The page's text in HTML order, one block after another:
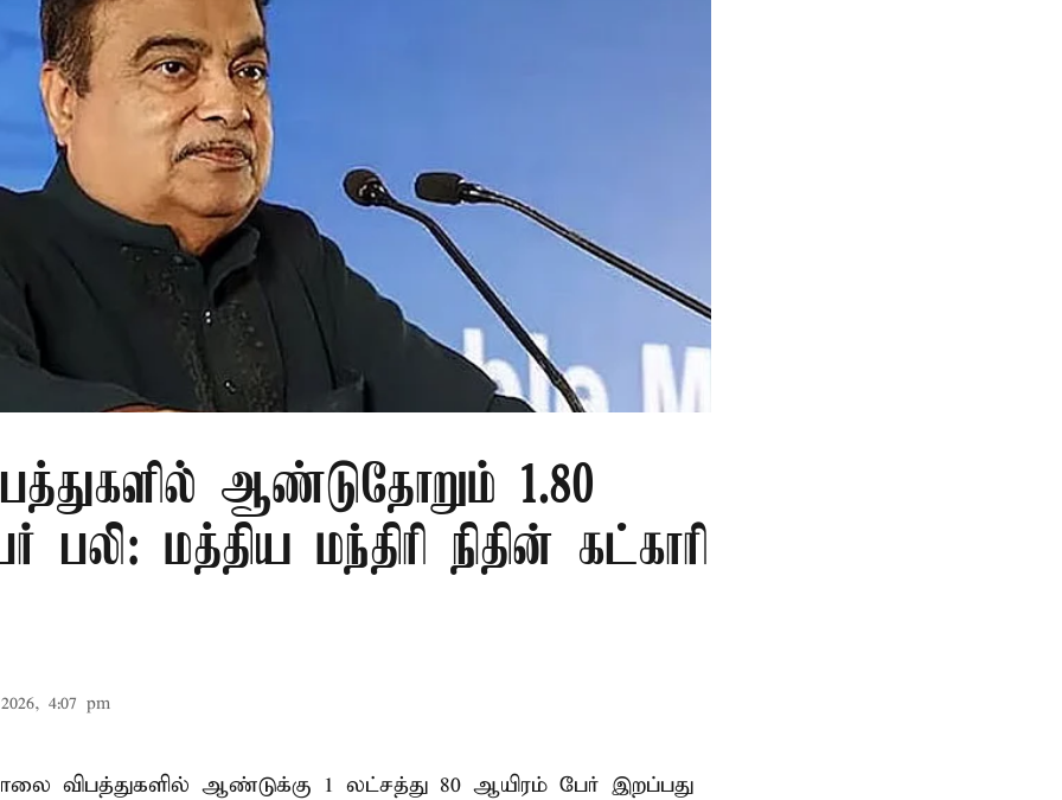
ஆண்டுதோறும் 1.80
பலி: மத்திய மந்திரி நிதின் கட்காரி
4:07 pm
விபத்துகளில் ஆண்டுக்கு 1 லட்சத்து 80 ஆயிரம் பேர் இறப்பது